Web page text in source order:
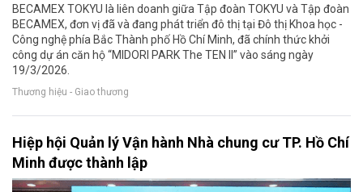
BECAMEX TOKYU là liên doanh giữa Tập đoàn TOKYU và Tập đoàn
BECAMEX, đơn vị đã và đang phát triển đô thị tại Đô thị Khoa học -
Công nghệ phía Bắc Thành phố Hồ Chí Minh, đã chính thức khởi
công dự án căn hộ “MIDORI PARK The TEN II” vào sáng ngày
19/3/2026.
Thương hiệu - Giao thương
Hiệp hội Quản lý Vận hành Nhà chung cư TP. Hồ Chí
Minh được thành lập